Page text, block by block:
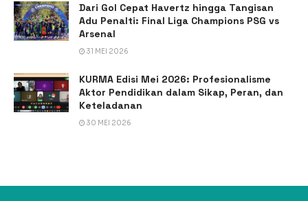
Dari Gol Cepat Havertz hingga Tangisan
Adu Penalti: Final Liga Champions PSG vs
Arsenal
31 MEI 2026
KURMA Edisi Mei 2026: Profesionalisme
Aktor Pendidikan dalam Sikap, Peran, dan
Keteladanan
30 MEI 2026